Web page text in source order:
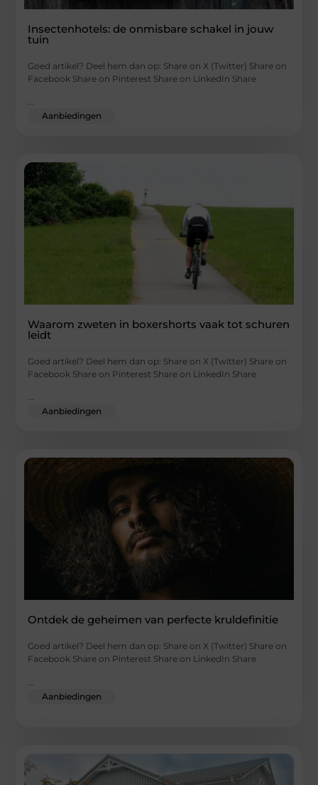
Insectenhotels: de onmisbare schakel in jouw
tuin
Goed artikel? Deel hem dan op: Share on X (Twitter) Share on
Facebook Share on Pinterest Share on LinkedIn Share
Aanbiedingen
Waarom zweten in boxershorts vaak tot schuren
leidt
Goed artikel? Deel hem dan op: Share on X (Twitter) Share on
Facebook Share on Pinterest Share on LinkedIn Share
...
Aanbiedingen
Ontdek de geheimen van perfecte kruldefinitie
Goed artikel? Deel hem dan op: Share on X (Twitter) Share on
Facebook Share on Pinterest Share on LinkedIn Share
Aanbiedingen